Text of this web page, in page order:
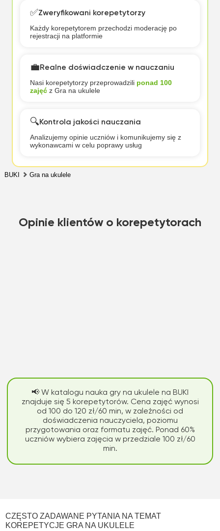
✅Zweryfikowani korepetytorzy
Każdy korepetytorem przechodzi moderację po
rejestracji na platformie
💼Realne doświadczenie w nauczaniu
Nasi korepetytorzy przeprowadzili ponad 100
zajęćz Gra na ukulele
🔍Kontrola jakości nauczania
Analizujemy opinie uczniów i komunikujemy się z
wykonawcami w celu poprawy usług
BUKI Gra na ukulele
Opinie klientów o korepetytorach
📢 W katalogu nauka gry na ukulele na BUKI
znajduje się 5 korepetytorów. Cena zajęć wynosi
od 100 do 120 zł/60 min, w zależności od
doświadczenia nauczyciela, poziomu
przygotowania oraz formatu zajęć. Ponad 60%
uczniów wybiera zajęcia w przedziale 100 zł/60
min.
CZĘSTO ZADAWANE PYTANIA NA TEMAT
KOREPETYCJE GRA NA UKULELE